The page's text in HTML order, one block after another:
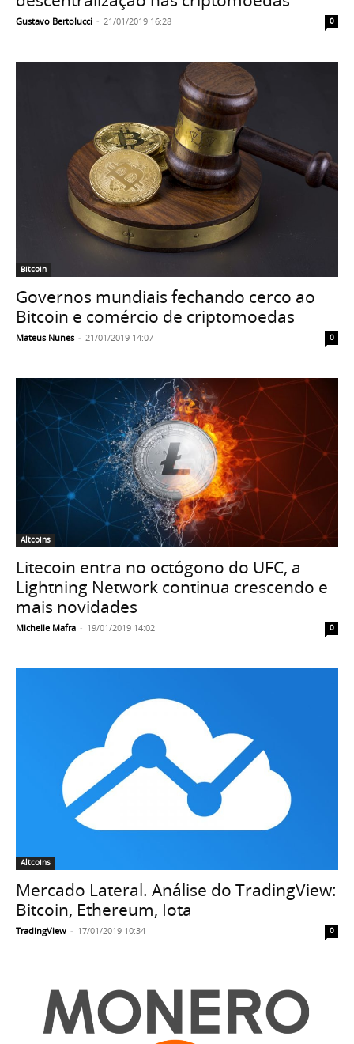
Gustavo Bertolucci - 21/01/2019 16:28 0
Bitcoin
Governos mundiais fechando cerco ao
Bitcoin e comércio de criptomoedas
Mateus Nunes - 21/01/2019 14:07 0
Altcoins
Litecoin entra no octógono do UFC, a
Lightning Network continua crescendo e
mais novidades
Michelle Mafra - 19/01/2019 14:02 0
Altcoins
Mercado Lateral. Análise do TradingView:
Bitcoin, Ethereum, Iota
TradingView - 17/01/2019 10:34 0